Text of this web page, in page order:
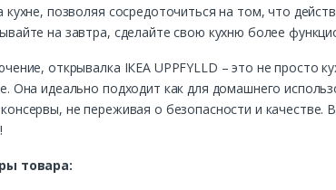
кухне, позволяя сосредоточиться на том, что
на завтра, сделайте свою кухню более
открывалка ІКЕА UPPFYLLD – это не
Она идеально подходит как для домашнего
не переживая о безопасности и качестве.
товара: